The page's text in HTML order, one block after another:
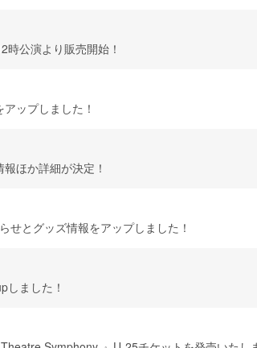
時公演より販売開始！
ップしました！
ほか詳細が決定！
せとグッズ情報をアップしました！
しました！